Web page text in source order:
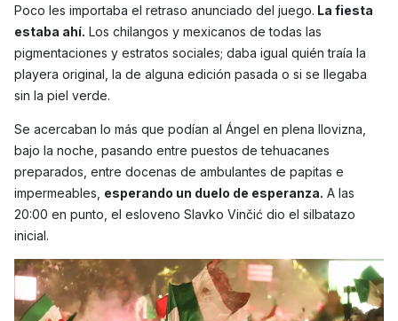
Poco les importaba el retraso anunciado del juego. La fiesta
estaba ahí. Los chilangos y mexicanos de todas las
pigmentaciones y estratos sociales; daba igual quién traía la
playera original, la de alguna edición pasada o si se llegaba
sin la piel verde.
Se acercaban lo más que podían al Ángel en plena llovizna,
bajo la noche, pasando entre puestos de tehuacanes
preparados, entre docenas de ambulantes de papitas e
impermeables, esperando un duelo de esperanza. A las
20:00 en punto, el esloveno Slavko Vinčić dio el silbatazo
inicial.